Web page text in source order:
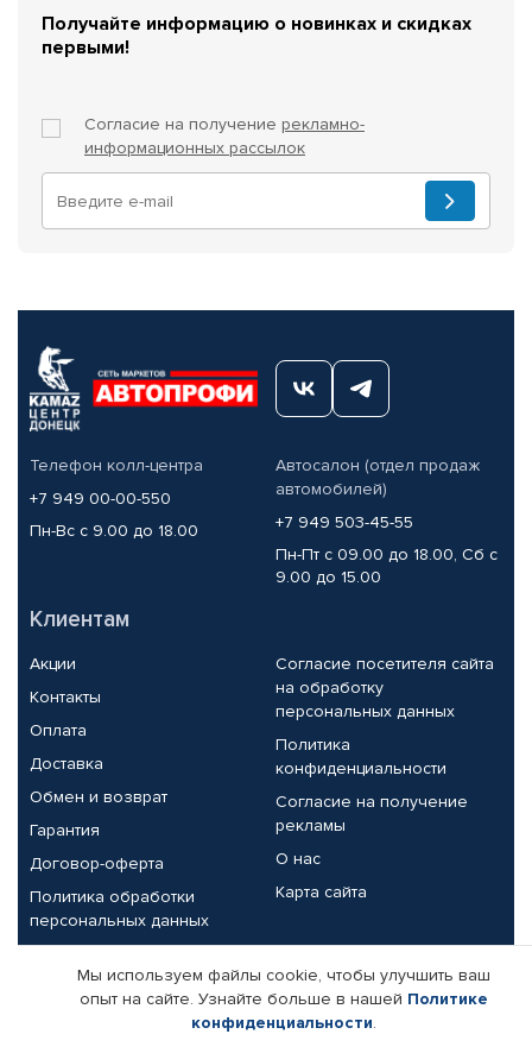
Получайте информацию о новинках и скидках
первыми!
Согласие на получение рекламно-
информационных рассылок
Телефон колл-центра
+7 949 00-00-550
Пн-Вс с 9.00 до 18.00
Автосалон (отдел продаж
автомобилей)
+7 949 503-45-55
Пн-Пт с 09.00 до 18.00, Сб с
9.00 до 15.00
Клиентам
Акции
Контакты
Оплата
Доставка
Обмен и возврат
Гарантия
Договор-оферта
Политика обработки
персональных данных
Согласие посетителя сайта
на обработку
персональных данных
Политика
конфиденциальности
Согласие на получение
рекламы
О нас
Карта сайта
Партнерам
Корпоративным клиентам
Реквизиты компании
Мы используем файлы cookie, чтобы улучшить ваш
опыт на сайте. Узнайте больше в нашей Политике
конфиденциальности.